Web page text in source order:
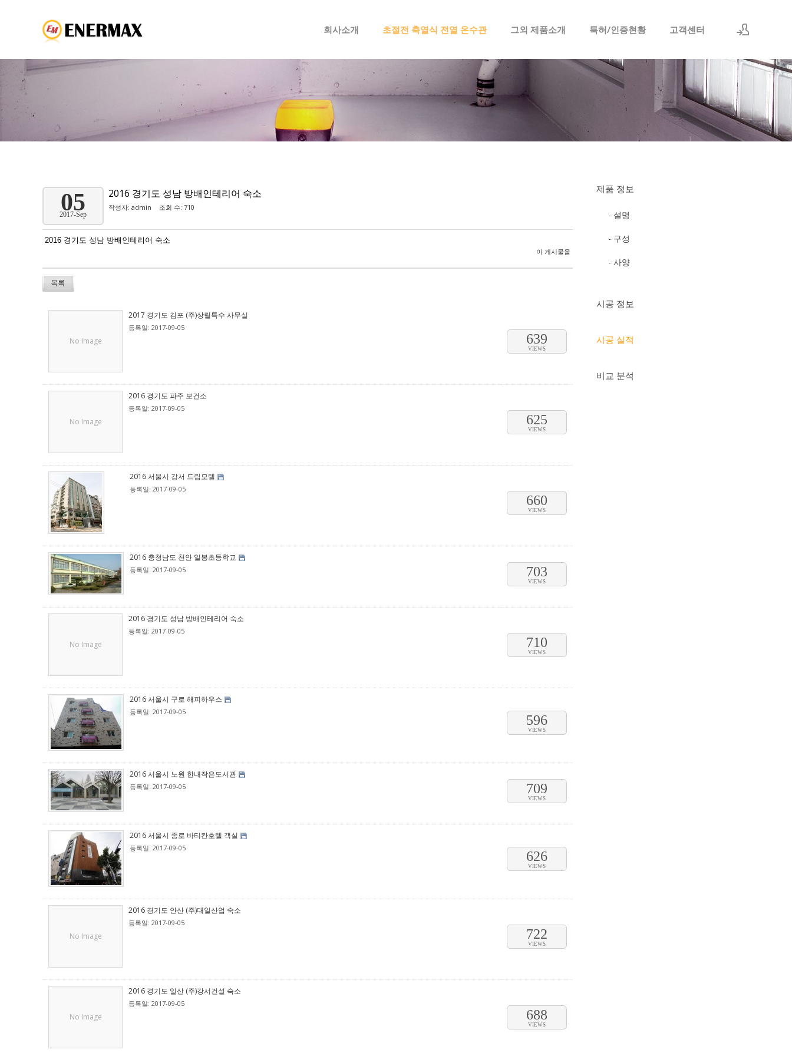
로그인
회원가입
회사소개 초절전 축열식 전열 온수관 그외 제품소개 특허/인증현황 고객센터
제품 정보
- 설명
- 구성
- 사양
시공 정보
시공 실적
비교 분석
05
2017-Sep
2016 경기도 성남 방배인테리어 숙소
작성자: admin 조회 수: 710
2016 경기도 성남 방배인테리어 숙소
이 게시물을
목록
No Image
2017 경기도 김포 (주)상릴특수 사무실
등록일: 2017-09-05
639
VIEWS
No Image
2016 경기도 파주 보건소
등록일: 2017-09-05
625
VIEWS
2016 서울시 강서 드림모텔
등록일: 2017-09-05
660
VIEWS
2016 충청남도 천안 일봉초등학교
등록일: 2017-09-05 703
VIEWS
No Image
2016 경기도 성남 방배인테리어 숙소
등록일: 2017-09-05
710
VIEWS
2016 서울시 구로 해피하우스
등록일: 2017-09-05
596
VIEWS
2016 서울시 노원 한내작은도서관
등록일: 2017-09-05 709
VIEWS
2016 서울시 종로 바티칸호텔 객실
등록일: 2017-09-05
626
VIEWS
No Image
2016 경기도 안산 (주)대일산업 숙소
등록일: 2017-09-05
722
VIEWS
No Image
2016 경기도 일산 (주)강서건설 숙소
등록일: 2017-09-05
688
VIEWS